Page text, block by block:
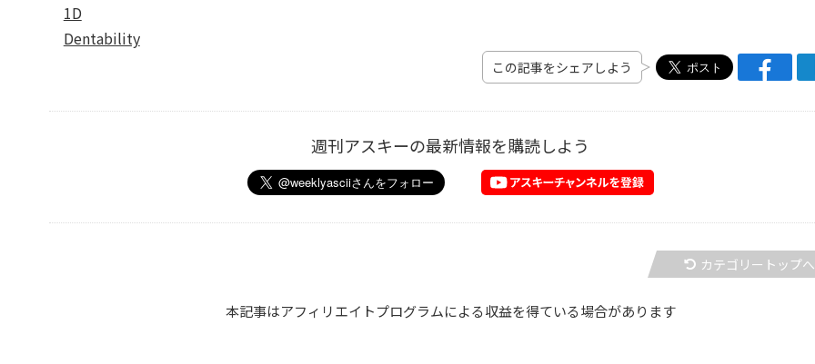
1D
Dentability
この記事をシェアしよう
週刊アスキーの最新情報を購読しよう
カテゴリートップへ
本記事はアフィリエイトプログラムによる収益を得ている場合があります